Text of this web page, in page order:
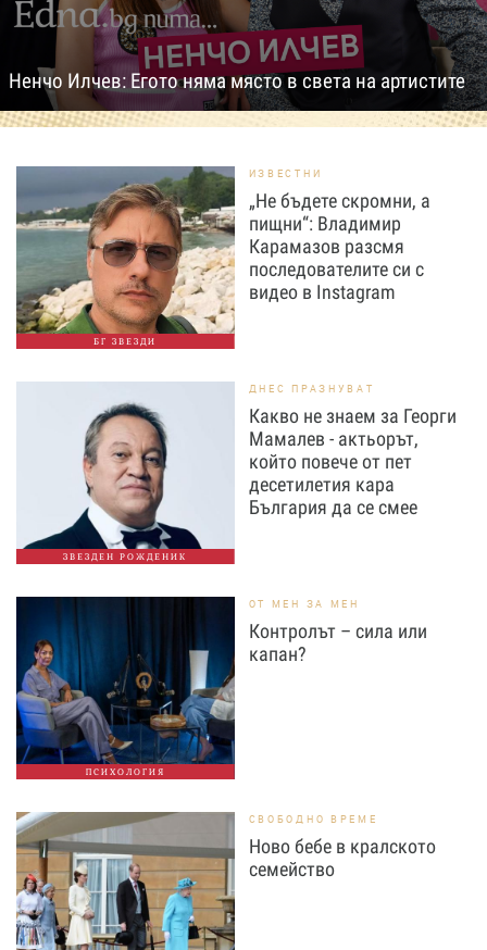
Ненчо Илчев: Егото няма място в света на артистите
БГ ЗВЕЗДИ
ИЗВЕСТНИ
„Не бъдете скромни, а
пищни“: Владимир
Карамазов разсмя
последователите си с
видео в Instagram
ЗВЕЗДЕН РОЖДЕНИК
ДНЕС ПРАЗНУВАТ
Какво не знаем за Георги
Мамалев - актьорът,
който повече от пет
десетилетия кара
България да се смее
ПСИХОЛОГИЯ
ОТ МЕН ЗА МЕН
Контролът – сила или
капан?
СВОБОДНО ВРЕМЕ
Ново бебе в кралското
семейство